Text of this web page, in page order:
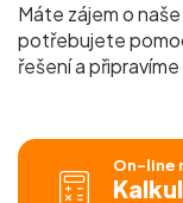
Máte zájem o
potřebujete
řešení a
On-line